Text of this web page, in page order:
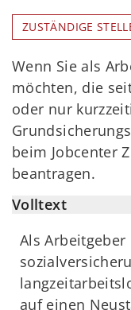
ZUSTÄNDIGE
Wenn Sie als
möchten, die
oder nur
beim Jobcenter
beantragen.
Volltext
Als
auf einen